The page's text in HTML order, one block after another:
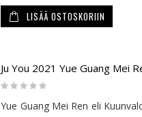
LISÄÄ OSTOSKORIIN
Ju You 2021 Yue Guang Mei
Rating:
0%
Yue Guang Mei Ren eli